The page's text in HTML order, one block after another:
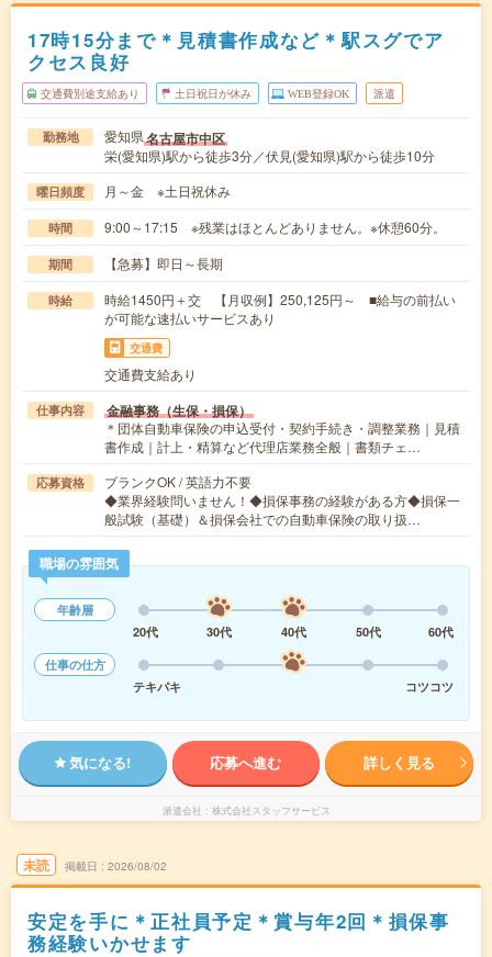
17時15分まで＊見積書作成など＊駅スグでア
クセス良好
交通費別途支給あり 土日祝日が休み WEB登録OK 派遣
勤務地 愛知県名古屋市中区
栄(愛知県)駅から徒歩3分／伏見(愛知県)駅から徒歩10分
曜日頻度 月～金 ※土日祝休み
時間 9:00～17:15 ※残業はほとんどありません。※休憩60分。
期間 【急募】即日～長期
時給
時給1450円＋交 【月収例】250,125円～ ■給与の前払い
が可能な速払いサービスあり
交通費
交通費支給あり
仕事内容 金融事務（生保・損保）
＊団体自動車保険の申込受付・契約手続き・調整業務｜見積
書作成｜計上・精算など代理店業務全般｜書類チェ…
応募資格
ブランクOK / 英語力不要
◆業界経験問いません！◆損保事務の経験がある方◆損保一
般試験（基礎）＆損保会社での自動車保険の取り扱…
職場の雰囲気
年齢層
20代
30代 40代 50代
60代
仕事の仕方
テキパキ
コツコツ
気になる! 応募へ進む 詳しく見る
派遣会社 株式会社スタッフサービス
未読 掲載日 2026/08/02
安定を手に＊正社員予定＊賞与年2回＊損保事
務経験いかせます